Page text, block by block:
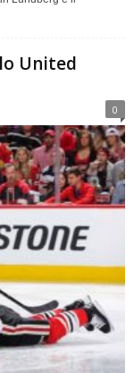
United
0